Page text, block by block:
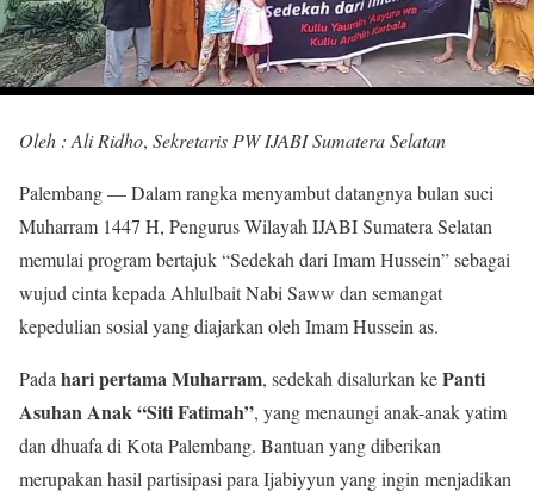
Oleh : Ali Ridho, Sekretaris PW IJABI Sumatera Selatan
Palembang — Dalam rangka menyambut datangnya bulan suci
Muharram 1447 H, Pengurus Wilayah IJABI Sumatera Selatan
memulai program bertajuk “Sedekah dari Imam Hussein” sebagai
wujud cinta kepada Ahlulbait Nabi Saww dan semangat
kepedulian sosial yang diajarkan oleh Imam Hussein as.
Padahari pertama Muharram, sedekah disalurkan kePanti
Asuhan Anak “Siti Fatimah”, yang menaungi anak-anak yatim
dan dhuafa di Kota Palembang. Bantuan yang diberikan
merupakan hasil partisipasi para Ijabiyyun yang ingin menjadikan